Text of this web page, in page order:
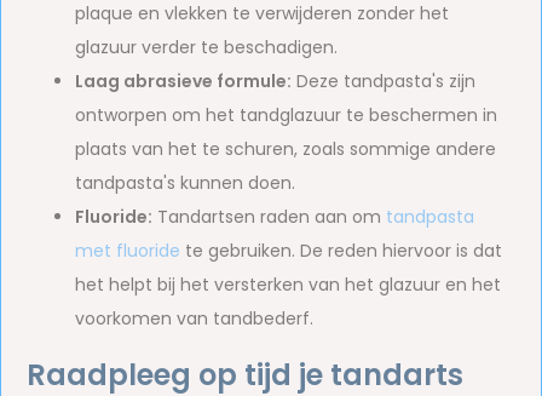
plaque en vlekken te verwijderen zonder het
glazuur verder te beschadigen.
Laag abrasieve formule: Deze tandpasta's zijn
ontworpen om het tandglazuur te beschermen in
plaats van het te schuren, zoals sommige andere
tandpasta's kunnen doen.
Fluoride: Tandartsen raden aan om tandpasta
met fluoride te gebruiken. De reden hiervoor is dat
het helpt bij het versterken van het glazuur en het
voorkomen van tandbederf.
Raadpleeg op tijd je tandarts